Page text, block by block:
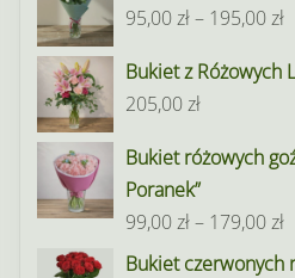
95,00zł– 195,00zł
Bukiet z Różowych
205,00zł
Bukiet różowych
Poranek”
99,00zł– 179,00zł
Bukiet czerwonych